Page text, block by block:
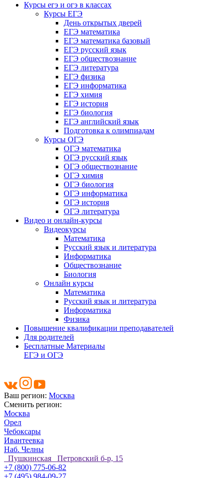
Курсы егэ и огэ в классах
Курсы ЕГЭ
День открытых дверей
ЕГЭ математика
ЕГЭ математика базовый
ЕГЭ русский язык
ЕГЭ обществознание
ЕГЭ литература
ЕГЭ физика
ЕГЭ информатика
ЕГЭ химия
ЕГЭ история
ЕГЭ биология
ЕГЭ английский язык
Подготовка к олимпиадам
Курсы ОГЭ
ОГЭ математика
ОГЭ русский язык
ОГЭ обществознание
ОГЭ химия
ОГЭ биология
ОГЭ информатика
ОГЭ история
ОГЭ литература
Видео и онлайн-курсы
Видеокурсы
Математика
Русский язык и литература
Информатика
Обществознание
Биология
Онлайн курсы
Математика
Русский язык и литература
Информатика
Физика
Повышение квалификации преподавателей
Для родителей
Бесплатные Материалы
ЕГЭ и ОГЭ
Ваш регион: Москва
Сменить регион:
Москва
Орел
Чебоксары
Ивантеевка
Наб. Челны
Пушкинская Петровский б-р, 15
+7 (800) 775-06-82